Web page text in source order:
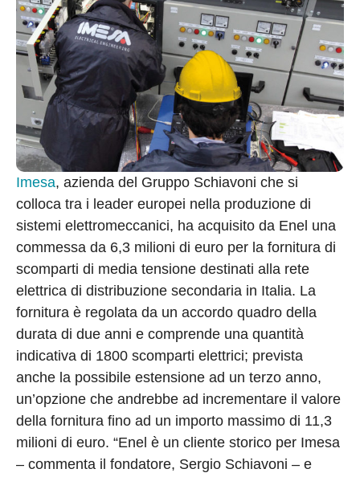
Imesa, azienda del Gruppo Schiavoni che si
colloca tra i leader europei nella produzione di
sistemi elettromeccanici, ha acquisito da Enel una
commessa da 6,3 milioni di euro per la fornitura di
scomparti di media tensione destinati alla rete
elettrica di distribuzione secondaria in Italia. La
fornitura è regolata da un accordo quadro della
durata di due anni e comprende una quantità
indicativa di 1800 scomparti elettrici; prevista
anche la possibile estensione ad un terzo anno,
un’opzione che andrebbe ad incrementare il valore
della fornitura fino ad un importo massimo di 11,3
milioni di euro. “Enel è un cliente storico per Imesa
– commenta il fondatore, Sergio Schiavoni – e